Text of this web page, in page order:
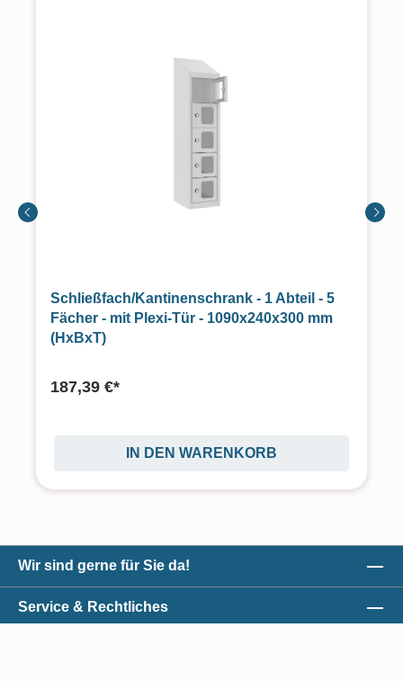
Schließfach/Kantinenschrank - 1 Abteil - 5
Fächer - mit Plexi-Tür - 1090x240x300 mm
(HxBxT)
187,39 €*
IN DEN WARENKORB
Wir sind gerne für Sie da!
Service & Rechtliches